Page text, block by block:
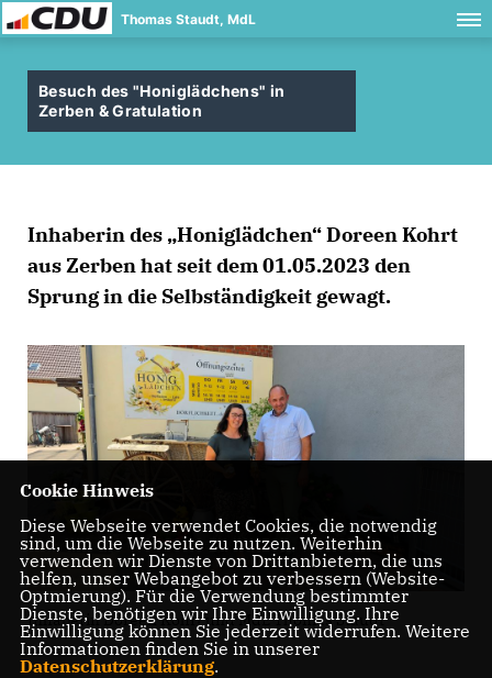
Thomas Staudt, MdL
Besuch des "Honiglädchens" in
Zerben & Gratulation
Inhaberin des „Honiglädchen“ Doreen Kohrt
aus Zerben hat seit dem 01.05.2023 den
Sprung in die Selbständigkeit gewagt.
Inhaberin Doreen Kohrt und MdL Thomas Staudt
Cookie Hinweis
Diese Webseite verwendet Cookies, die notwendig
sind, um die Webseite zu nutzen. Weiterhin
verwenden wir Dienste von Drittanbietern, die uns
helfen, unser Webangebot zu verbessern (Website-
Optmierung). Für die Verwendung bestimmter
Dienste, benötigen wir Ihre Einwilligung. Ihre
Einwilligung können Sie jederzeit widerrufen. Weitere
Informationen finden Sie in unserer
Datenschutzerklärung.